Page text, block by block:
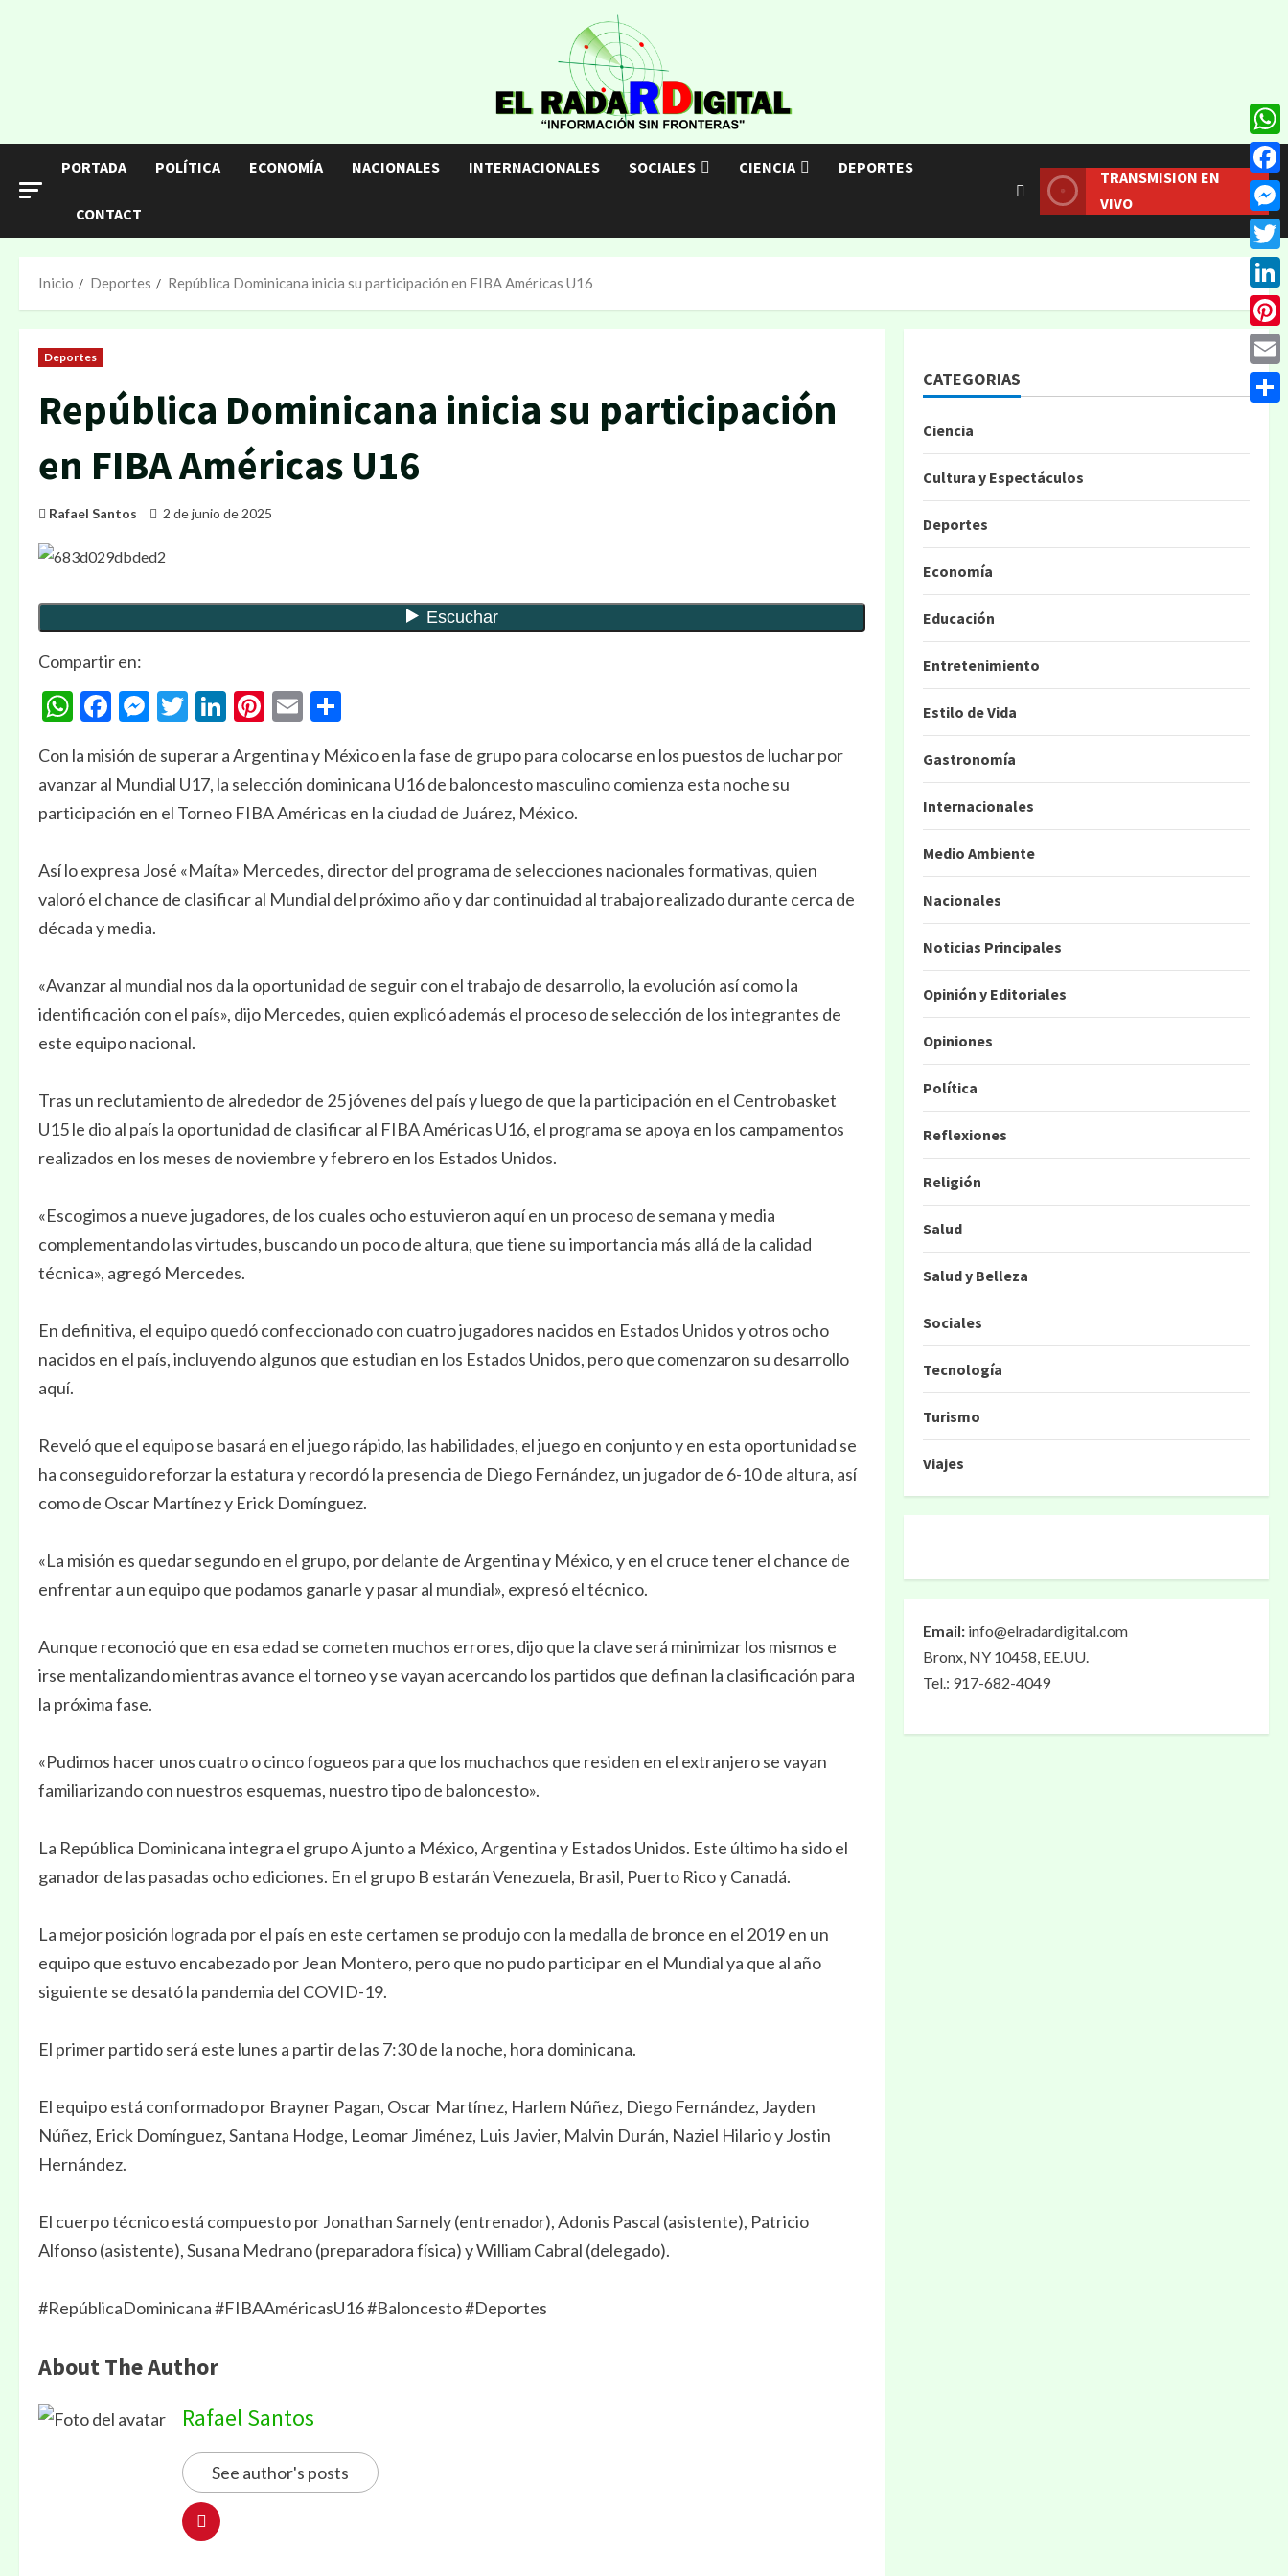
PORTADA POLÍTICA ECONOMÍA NACIONALES INTERNACIONALES SOCIALES CIENCIA DEPORTES
CONTACT
TRANSMISION EN
VIVO
Inicio Deportes República Dominicana inicia su participación en FIBA Américas U16
Deportes
República Dominicana inicia su participación
en FIBA Américas U16
Rafael Santos 2 de junio de 2025
Compartir en:
WhatsApp
Facebook
Messenger
Twitter
LinkedIn
Pinterest
Email
Con la misión de superar a Argentina y México en la fase de grupo para colocarse en los puestos de luchar por
avanzar al Mundial U17, la selección dominicana U16 de baloncesto masculino comienza esta noche su
participación en el Torneo FIBA Américas en la ciudad de Juárez, México.
Así lo expresa José «Maíta» Mercedes, director del programa de selecciones nacionales formativas, quien
valoró el chance de clasificar al Mundial del próximo año y dar continuidad al trabajo realizado durante cerca de
década y media.
«Avanzar al mundial nos da la oportunidad de seguir con el trabajo de desarrollo, la evolución así como la
identificación con el país», dijo Mercedes, quien explicó además el proceso de selección de los integrantes de
este equipo nacional.
Tras un reclutamiento de alrededor de 25 jóvenes del país y luego de que la participación en el Centrobasket
U15 le dio al país la oportunidad de clasificar al FIBA Américas U16, el programa se apoya en los campamentos
realizados en los meses de noviembre y febrero en los Estados Unidos.
«Escogimos a nueve jugadores, de los cuales ocho estuvieron aquí en un proceso de semana y media
complementando las virtudes, buscando un poco de altura, que tiene su importancia más allá de la calidad
técnica», agregó Mercedes.
En definitiva, el equipo quedó confeccionado con cuatro jugadores nacidos en Estados Unidos y otros ocho
nacidos en el país, incluyendo algunos que estudian en los Estados Unidos, pero que comenzaron su desarrollo
aquí.
Reveló que el equipo se basará en el juego rápido, las habilidades, el juego en conjunto y en esta oportunidad se
ha conseguido reforzar la estatura y recordó la presencia de Diego Fernández, un jugador de 6-10 de altura, así
como de Oscar Martínez y Erick Domínguez.
«La misión es quedar segundo en el grupo, por delante de Argentina y México, y en el cruce tener el chance de
enfrentar a un equipo que podamos ganarle y pasar al mundial», expresó el técnico.
Aunque reconoció que en esa edad se cometen muchos errores, dijo que la clave será minimizar los mismos e
irse mentalizando mientras avance el torneo y se vayan acercando los partidos que definan la clasificación para
la próxima fase.
«Pudimos hacer unos cuatro o cinco fogueos para que los muchachos que residen en el extranjero se vayan
familiarizando con nuestros esquemas, nuestro tipo de baloncesto».
La República Dominicana integra el grupo A junto a México, Argentina y Estados Unidos. Este último ha sido el
ganador de las pasadas ocho ediciones. En el grupo B estarán Venezuela, Brasil, Puerto Rico y Canadá.
La mejor posición lograda por el país en este certamen se produjo con la medalla de bronce en el 2019 en un
equipo que estuvo encabezado por Jean Montero, pero que no pudo participar en el Mundial ya que al año
siguiente se desató la pandemia del COVID-19.
El primer partido será este lunes a partir de las 7:30 de la noche, hora dominicana.
El equipo está conformado por Brayner Pagan, Oscar Martínez, Harlem Núñez, Diego Fernández, Jayden
Núñez, Erick Domínguez, Santana Hodge, Leomar Jiménez, Luis Javier, Malvin Durán, Naziel Hilario y Jostin
Hernández.
El cuerpo técnico está compuesto por Jonathan Sarnely (entrenador), Adonis Pascal (asistente), Patricio
Alfonso (asistente), Susana Medrano (preparadora física) y William Cabral (delegado).
#RepúblicaDominicana #FIBAAméricasU16 #Baloncesto #Deportes
About The Author
Rafael Santos
See author's posts
CATEGORIAS
Ciencia
Cultura y Espectáculos
Deportes
Economía
Educación
Entretenimiento
Estilo de Vida
Gastronomía
Internacionales
Medio Ambiente
Nacionales
Noticias Principales
Opinión y Editoriales
Opiniones
Política
Reflexiones
Religión
Salud
Salud y Belleza
Sociales
Tecnología
Turismo
Viajes
Email: info@elradardigital.com
Bronx, NY 10458, EE.UU.
Tel.: 917-682-4049
Email